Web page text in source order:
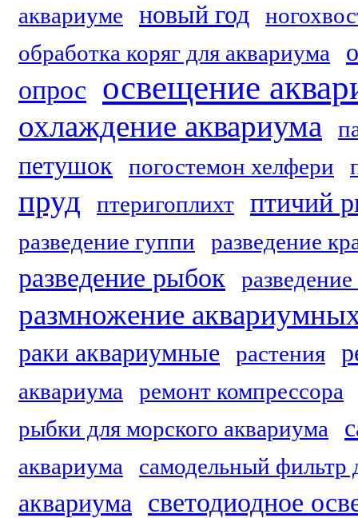
аквариуме
новый год
обработка коряг для аквариума
опрос освещение
охлаждение аквариума
петушок погостемон хелфери
пруд птеригоплихт птичий
разведение гуппи разведение
разведение рыбок
размножение
раки аквариумные растения
аквариума
ремонт компрессора
рыбки для морского аквариума
аквариума самодельный фильтр
аквариума светодиодное